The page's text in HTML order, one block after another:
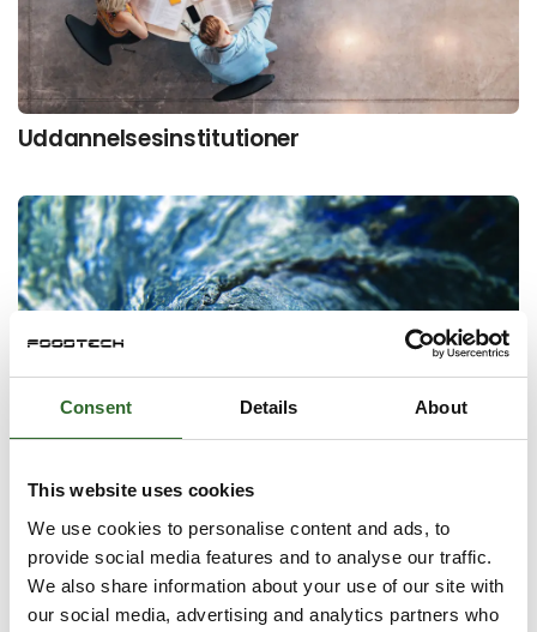
Consent Details About
This website uses cookies
We use cookies to personalise content and ads, to
provide social media features and to analyse our traffic.
We also share information about your use of our site with
our social media, advertising and analytics partners who
Uddannelsesinstitutioner
Water solutions